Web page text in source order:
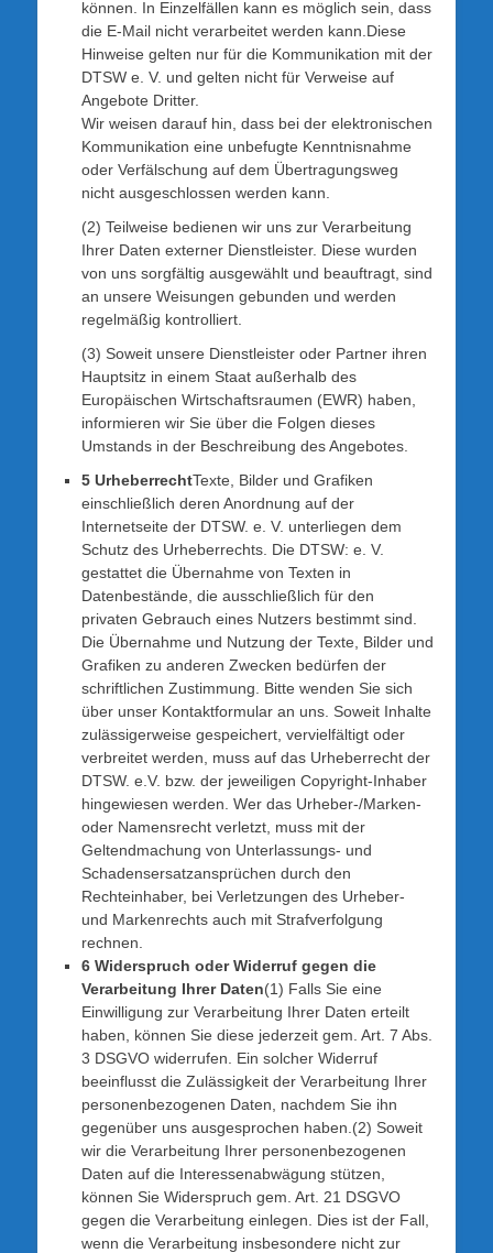
können. In Einzelfällen kann es möglich sein, dass
die E-Mail nicht verarbeitet werden kann.Diese
Hinweise gelten nur für die Kommunikation mit der
DTSW e. V. und gelten nicht für Verweise auf
Angebote Dritter.
Wir weisen darauf hin, dass bei der elektronischen
Kommunikation eine unbefugte Kenntnisnahme
oder Verfälschung auf dem Übertragungsweg
nicht ausgeschlossen werden kann.
(2) Teilweise bedienen wir uns zur Verarbeitung
Ihrer Daten externer Dienstleister. Diese wurden
von uns sorgfältig ausgewählt und beauftragt, sind
an unsere Weisungen gebunden und werden
regelmäßig kontrolliert.
(3) Soweit unsere Dienstleister oder Partner ihren
Hauptsitz in einem Staat außerhalb des
Europäischen Wirtschaftsraumen (EWR) haben,
informieren wir Sie über die Folgen dieses
Umstands in der Beschreibung des Angebotes.
5 UrheberrechtTexte, Bilder und Grafiken
einschließlich deren Anordnung auf der
Internetseite der DTSW. e. V. unterliegen dem
Schutz des Urheberrechts. Die DTSW: e. V.
gestattet die Übernahme von Texten in
Datenbestände, die ausschließlich für den
privaten Gebrauch eines Nutzers bestimmt sind.
Die Übernahme und Nutzung der Texte, Bilder und
Grafiken zu anderen Zwecken bedürfen der
schriftlichen Zustimmung. Bitte wenden Sie sich
über unser Kontaktformular an uns. Soweit Inhalte
zulässigerweise gespeichert, vervielfältigt oder
verbreitet werden, muss auf das Urheberrecht der
DTSW. e.V. bzw. der jeweiligen Copyright-Inhaber
hingewiesen werden. Wer das Urheber-/Marken-
oder Namensrecht verletzt, muss mit der
Geltendmachung von Unterlassungs- und
Schadensersatzansprüchen durch den
Rechteinhaber, bei Verletzungen des Urheber-
und Markenrechts auch mit Strafverfolgung
rechnen.
6 Widerspruch oder Widerruf gegen die
Verarbeitung Ihrer Daten(1) Falls Sie eine
Einwilligung zur Verarbeitung Ihrer Daten erteilt
haben, können Sie diese jederzeit gem. Art. 7 Abs.
3 DSGVO widerrufen. Ein solcher Widerruf
beeinflusst die Zulässigkeit der Verarbeitung Ihrer
personenbezogenen Daten, nachdem Sie ihn
gegenüber uns ausgesprochen haben.(2) Soweit
wir die Verarbeitung Ihrer personenbezogenen
Daten auf die Interessenabwägung stützen,
können Sie Widerspruch gem. Art. 21 DSGVO
gegen die Verarbeitung einlegen. Dies ist der Fall,
wenn die Verarbeitung insbesondere nicht zur